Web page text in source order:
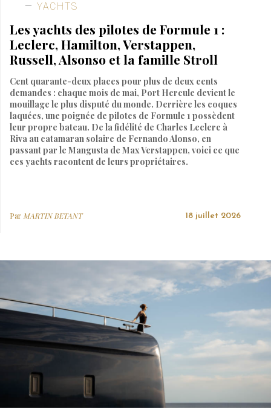
YACHTS
Les yachts des pilotes de Formule 1 :
Leclerc, Hamilton, Verstappen,
Russell, Alsonso et la famille Stroll
Cent quarante-deux places pour plus de deux cents
demandes : chaque mois de mai, Port Hercule devient le
mouillage le plus disputé du monde. Derrière les coques
laquées, une poignée de pilotes de Formule 1 possèdent
leur propre bateau. De la fidélité de Charles Leclerc à
Riva au catamaran solaire de Fernando Alonso, en
passant par le Mangusta de Max Verstappen, voici ce que
ces yachts racontent de leurs propriétaires.
Par MARTIN BETANT 18 juillet 2026